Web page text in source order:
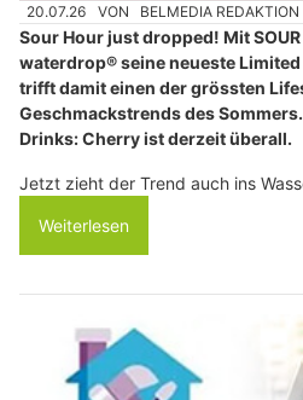
20.07.26 VON BELMEDIA REDAKTION
Sour Hour just dropped! Mit
waterdrop® seine neueste
trifft damit einen der grössten
Geschmackstrends des
Drinks: Cherry ist derzeit überall.
Jetzt zieht der Trend auch ins
Weiterlesen